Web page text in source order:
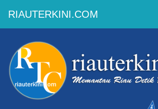
RIAUTERKINI.COM